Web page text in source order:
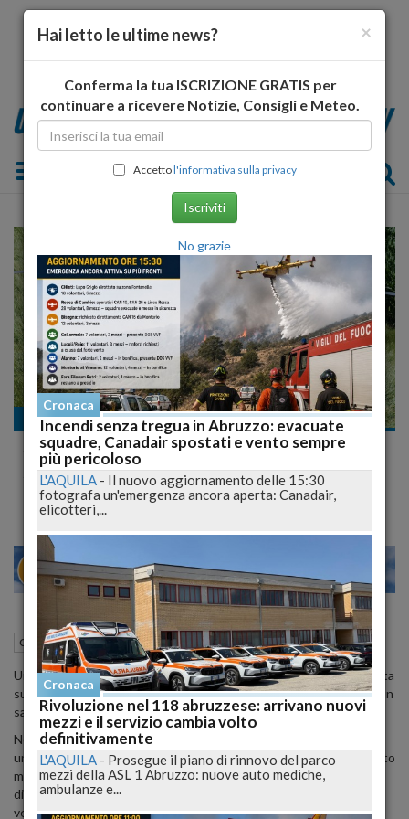
Toggle navigation
Cronaca
Scivola per 100 metri sul Gran Sasso:
salvata in extremis da un precipizio
MILANO 20
Cronaca L'Aquila (AQ) 03 Giugno 2025 14:22
Una trentenne di Latina è stata soccorsa dopo una rovinosa caduta
sul Corno Grande, fermandosi miracolosamente a pochi metri da un
salto nel vuoto.
Nel cuore del Parco Nazionale del Gran Sasso e Monti della Laga,
una giovane escursionista di 30 anni, originaria diLatina, ha vissuto
momenti di terrore nella tarda mattinata del 2 giugno.Durante la
discesa lungo ilsentiero estivo della via delle Creste
versante delCorno Grande, la donna ha perso l'equilibrio su un
×
Hai letto le ultime news?
Conferma la tua ISCRIZIONE GRATIS per
continuare a ricevere Notizie, Consigli e Meteo.
Accettol'informativa sulla privacy
Iscriviti
No grazie
Cronaca
Incendi senza tregua in Abruzzo: evacuate
squadre, Canadair spostati e vento sempre
più pericoloso
L'AQUILA - Il nuovo aggiornamento delle 15:30
fotografa un'emergenza ancora aperta: Canadair,
elicotteri,...
Cronaca
Rivoluzione nel 118 abruzzese: arrivano nuovi
mezzi e il servizio cambia volto
definitivamente
L'AQUILA - Prosegue il piano di rinnovo del parco
mezzi della ASL 1 Abruzzo: nuove auto mediche,
ambulanze e...